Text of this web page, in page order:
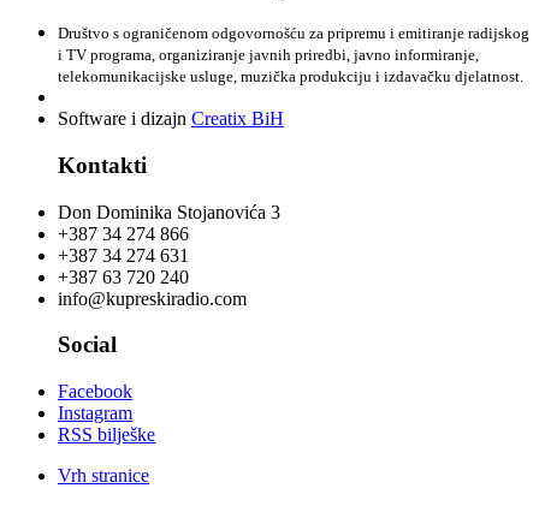
Društvo s ograničenom odgovornošću za pripremu i emitiranje radijskog
i TV programa, organiziranje javnih priredbi, javno informiranje,
telekomunikacijske usluge, muzička produkciju i izdavačku djelatnost.
Software i dizajn Creatix BiH
Kontakti
Don Dominika Stojanovića 3
+387 34 274 866
+387 34 274 631
+387 63 720 240
info@kupreskiradio.com
Social
Facebook
Instagram
RSS bilješke
Vrh stranice